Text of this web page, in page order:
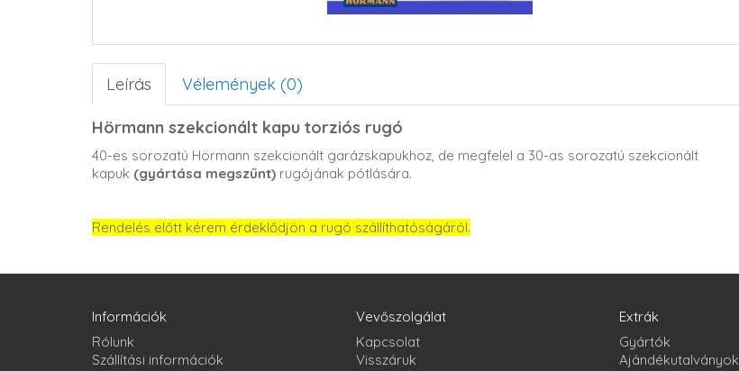
Leírás Vélemények (0)
Hörmann szekcionált kapu torziós rugó
40-es sorozatú Hörmann szekcionált garázskapukhoz, de megfelel a 30-as sorozatú szekcionált
kapuk (gyártása megszűnt) rugójának pótlására.
Rendelés előtt kérem érdeklődjön a rugó szállíthatóságáról.
Információk
Rólunk
Szállítási információk
Vevőszolgálat
Kapcsolat
Visszáruk
Extrák
Gyártók
Ajándékutalványok